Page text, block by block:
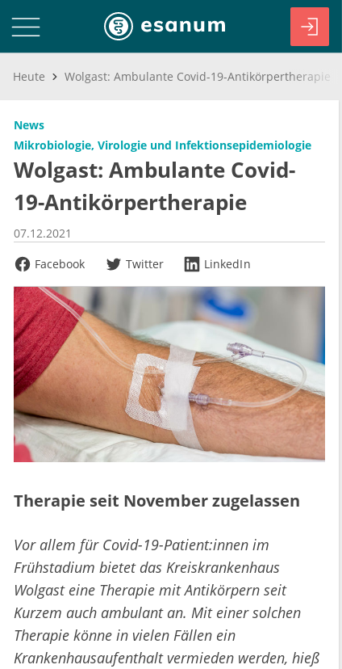
Heute Wolgast: Ambulante Covid-19-Antikörpertherapie
News
Mikrobiologie, Virologie und Infektionsepidemiologie
Wolgast: Ambulante Covid-
19-Antikörpertherapie
07.12.2021
Facebook
Twitter LinkedIn
Therapie seit November zugelassen
Vor allem für Covid-19-Patient:innen im
Frühstadium bietet das Kreiskrankenhaus
Wolgast eine Therapie mit Antikörpern seit
Kurzem auch ambulant an. Mit einer solchen
Therapie könne in vielen Fällen ein
Krankenhausaufenthalt vermieden werden, hieß